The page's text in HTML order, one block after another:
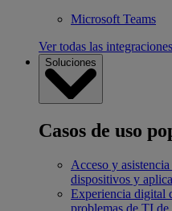
Microsoft Teams
Ver todas las integraciones
Soluciones
Casos de uso
Acceso y
dispositivos y
Experiencia digital